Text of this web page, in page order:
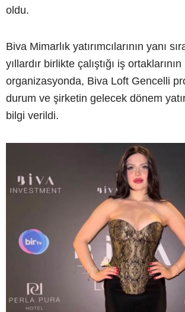
oldu.
Biva Mimarlık yatırımcılarının yanı
yıllardır birlikte çalıştığı iş ortaklarının
organizasyonda, Biva Loft Gencelli
durum ve şirketin gelecek dönem
bilgi verildi.